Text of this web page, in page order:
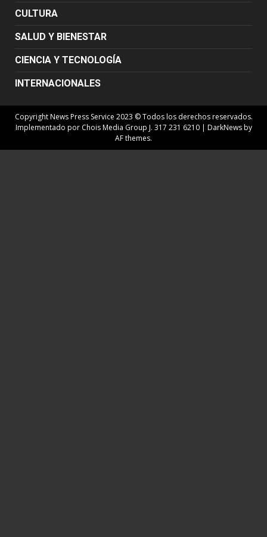
CULTURA
SALUD Y BIENESTAR
CIENCIA Y TECNOLOGÍA
INTERNACIONALES
Copyright News Press Service 2023 © Todos los derechos reservados.
Implementado por Chois Media Group J. 317 231 6210 | DarkNewsby
AF themes.